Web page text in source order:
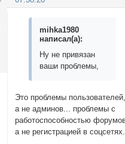
mihka1980
написал(а):
Ну не привязан
ваши проблемы,
Это проблемы
а не админов... проблемы с
работоспособностью
а не регистрацией в